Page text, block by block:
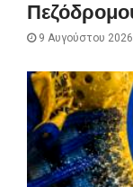
9 Αυγούστου 2026